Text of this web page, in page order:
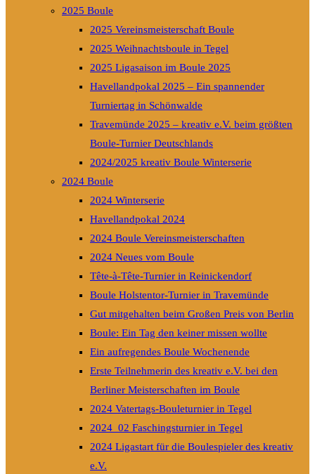
2025 Boule
2025 Vereinsmeisterschaft Boule
2025 Weihnachtsboule in Tegel
2025 Ligasaison im Boule 2025
Havellandpokal 2025 – Ein spannender
Turniertag in Schönwalde
Travemünde 2025 – kreativ e.V. beim größten
Boule-Turnier Deutschlands
2024/2025 kreativ Boule Winterserie
2024 Boule
2024 Winterserie
Havellandpokal 2024
2024 Boule Vereinsmeisterschaften
2024 Neues vom Boule
Tête-à-Tête-Turnier in Reinickendorf
Boule Holstentor-Turnier in Travemünde
Gut mitgehalten beim Großen Preis von Berlin
Boule: Ein Tag den keiner missen wollte
Ein aufregendes Boule Wochenende
Erste Teilnehmerin des kreativ e.V. bei den
Berliner Meisterschaften im Boule
2024 Vatertags-Bouleturnier in Tegel
2024_02 Faschingsturnier in Tegel
2024 Ligastart für die Boulespieler des kreativ
e.V.